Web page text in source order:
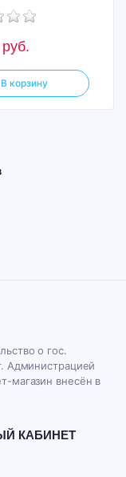
и
12.5 мл
руб.
В корзину
о гос.
Администрацией
магазин внесён в
КАБИНЕТ